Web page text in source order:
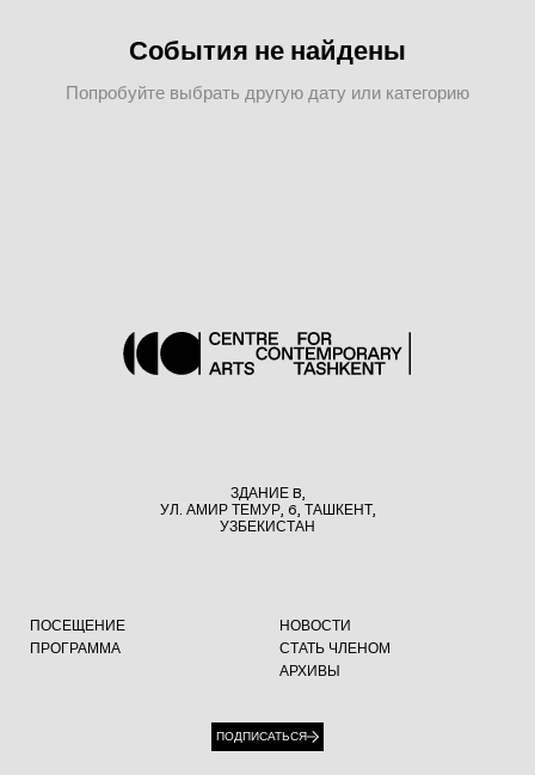
События не найдены
Попробуйте выбрать другую дату или категорию
ЗДАНИЕ B,
УЛ. АМИР ТЕМУР, 6, ТАШКЕНТ,
УЗБЕКИСТАН
ПОСЕЩЕНИЕ
ПРОГРАММА
НОВОСТИ
СТАТЬ ЧЛЕНОМ
АРХИВЫ
ПОДПИСАТЬСЯ